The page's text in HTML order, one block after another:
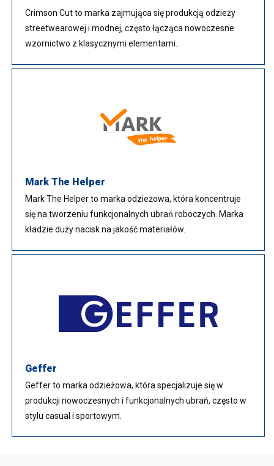
Crimson Cut to marka zajmująca się produkcją odzieży
streetwearowej i modnej, często łącząca nowoczesne
wzornictwo z klasycznymi elementami.
Mark The Helper
Mark The Helper to marka odzieżowa, która koncentruje
się na tworzeniu funkcjonalnych ubrań roboczych. Marka
kładzie duży nacisk na jakość materiałów.
Geffer
Geffer to marka odzieżowa, która specjalizuje się w
produkcji nowoczesnych i funkcjonalnych ubrań, często w
stylu casual i sportowym.